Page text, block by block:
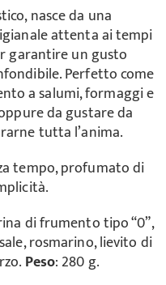
nasce da una
attenta ai tempi
garantire un gusto
Perfetto come
a salumi, formaggi e
da gustare da
tutta l’anima.
tempo, profumato di
di frumento tipo “0”,
rosmarino, lievito di
Peso: 280 g.